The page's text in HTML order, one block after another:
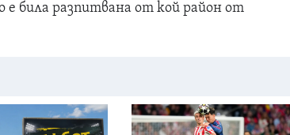
била разпитвана от кой район от